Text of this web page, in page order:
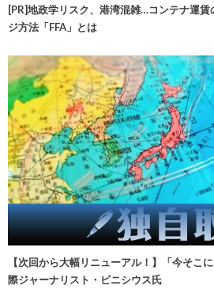
[PR]地政学リスク、港湾混雑…コンテナ運
ジ方法「FFA」とは
【次回から大幅リニューアル！】「今そ
際ジャーナリスト・ビニシウス氏